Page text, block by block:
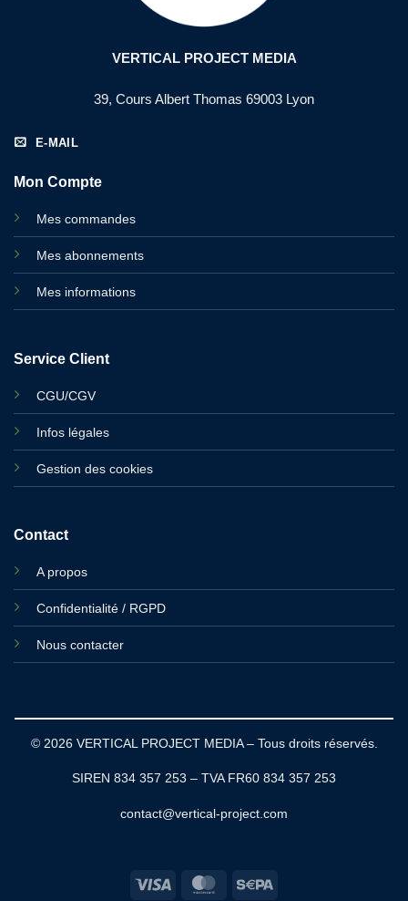
VERTICAL PROJECT MEDIA
39, Cours Albert Thomas 69003 Lyon
E-MAIL
Mon Compte
Mes commandes
Mes abonnements
Mes informations
Service Client
CGU/CGV
Infos légales
Gestion des cookies
Contact
A propos
Confidentialité / RGPD
Nous contacter
© 2026 VERTICAL PROJECT MEDIA – Tous droits réservés.
SIREN 834 357 253 – TVA FR60 834 357 253
contact@vertical-project.com
Visa MasterCard